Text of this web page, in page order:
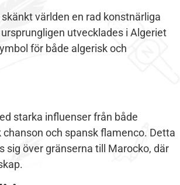
världen en rad konstnärliga
utvecklades i Algeriet
för både algerisk och
starka influenser från både
och spansk flamenco. Detta
sig över gränserna till Marocko, där